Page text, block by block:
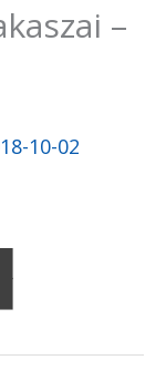
–
10-02